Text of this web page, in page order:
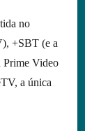
no
+SBT (e a
Prime Video
a única